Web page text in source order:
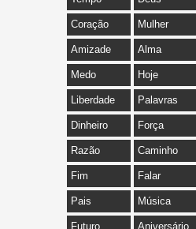
Coração Mulher
Amizade Alma
Medo Hoje
Liberdade Palavras
Dinheiro Força
Razão Caminho
Fim Falar
Pais Música
Futuro Aniversário